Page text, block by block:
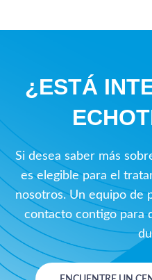
¿ESTÁ
Si desea saber más
es elegible para el
nosotros. Un equipo de
contacto contigo para